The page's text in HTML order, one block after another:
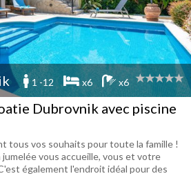
1 -12 x6 x6
Dubrovnik avec piscine
tous vos souhaits pour toute la famille !
vous accueille, vous et votre
également l'endroit idéal pour des